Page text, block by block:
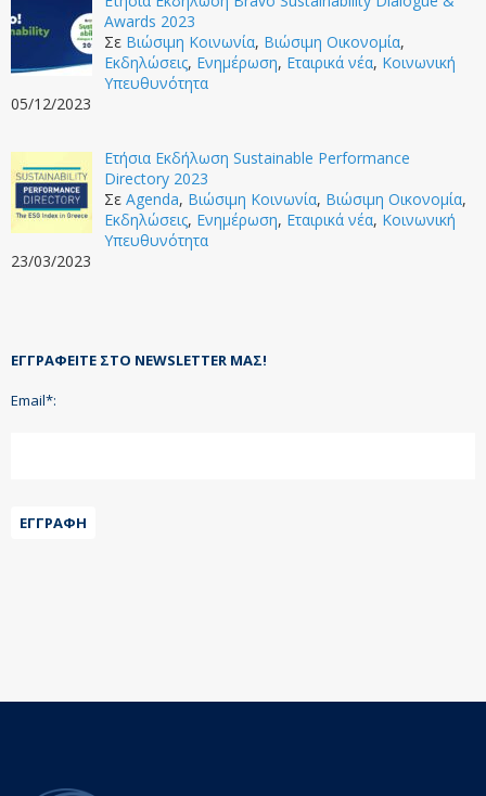
Awards 2023
Σε Βιώσιμη Κοινωνία, Βιώσιμη Οικονομία,
Εκδηλώσεις, Ενημέρωση, Εταιρικά νέα, Κοινωνική
Υπευθυνότητα
05/12/2023
Ετήσια Εκδήλωση Sustainable Performance
Directory 2023
Σε Agenda, Βιώσιμη Κοινωνία, Βιώσιμη Οικονομία,
Εκδηλώσεις, Ενημέρωση, Εταιρικά νέα, Κοινωνική
Υπευθυνότητα
23/03/2023
ΕΓΓΡΑΦΕΊΤΕ ΣΤΟ NEWSLETTER ΜΑΣ!
Email*:
ΕΓΓΡΑΦΉ